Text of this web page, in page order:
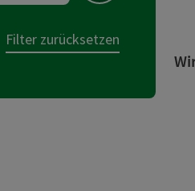
Filter zurücksetzen